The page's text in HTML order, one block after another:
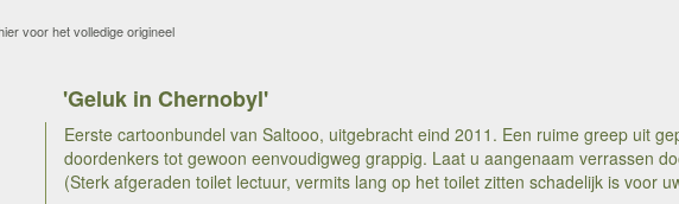
voor het volledige origineel
'Geluk in Chernobyl'
Eerste cartoonbundel van Saltooo, uitgebracht eind 2011. Een ruime greep uit
doordenkers tot gewoon eenvoudigweg grappig. Laat u aangenaam verrassen
(Sterk afgeraden toilet lectuur, vermits lang op het toilet zitten schadelijk is voor